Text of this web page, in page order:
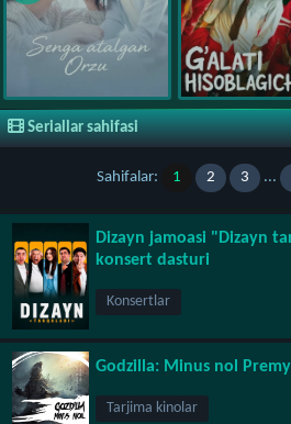
Seriallar sahifasi
Sahifalar: 1 2 3 ...
Dizayn jamoasi "Dizayn
konsert dasturi
Konsertlar
Godzilla: Minus nol
Tarjima kinolar